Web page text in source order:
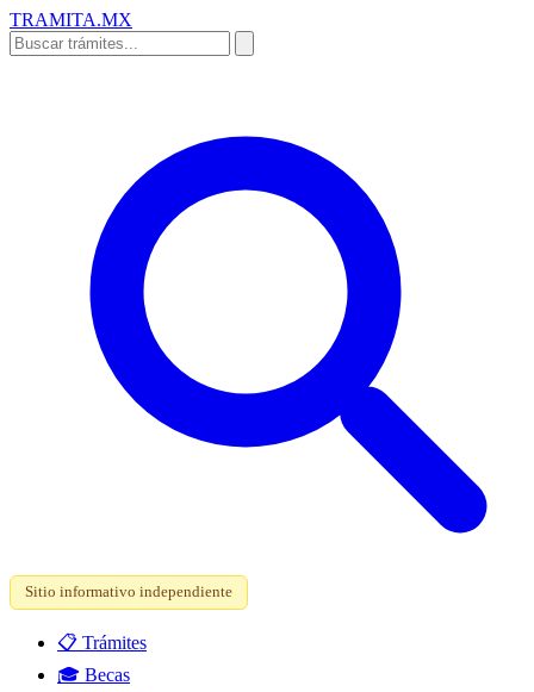
TRAMITA.MX
Sitio informativo independiente
📋 Trámites
🎓 Becas